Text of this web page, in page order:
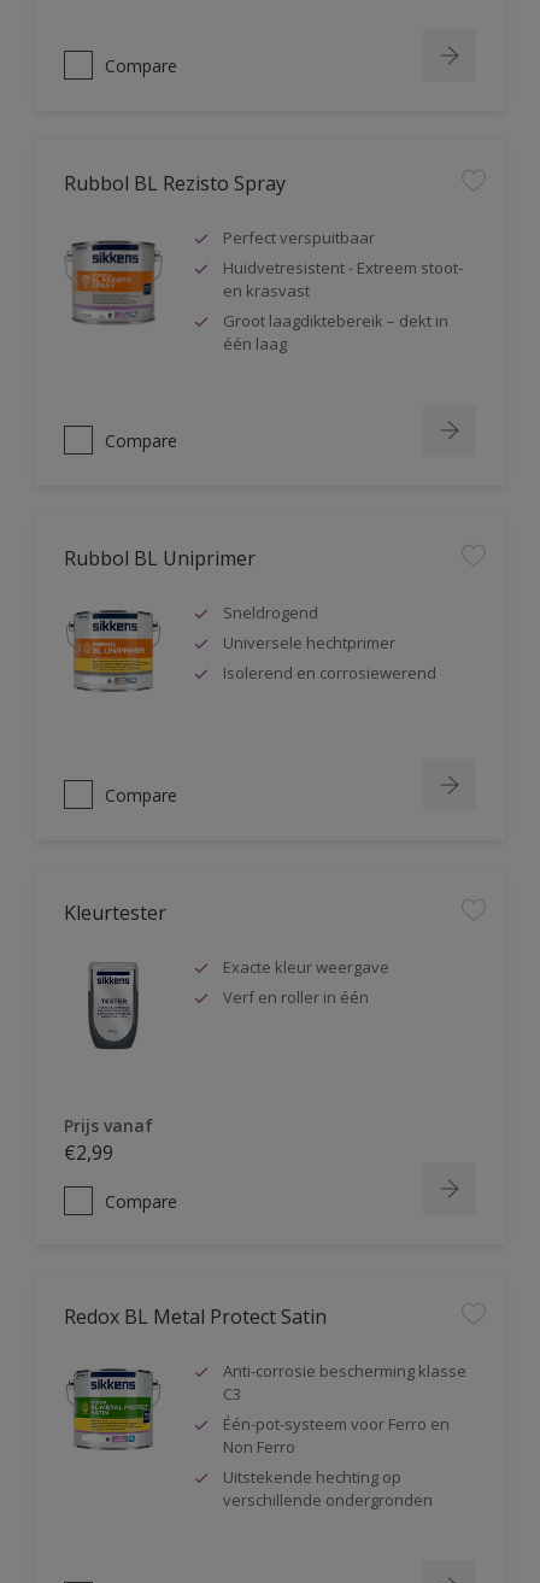
Compare
Rubbol BL Rezisto Spray
Perfect verspuitbaar
Huidvetresistent - Extreem stoot-
en krasvast
Groot laagdiktebereik – dekt in
één laag
Compare
Rubbol BL Uniprimer
Sneldrogend
Universele hechtprimer
Isolerend en corrosiewerend
Compare
Kleurtester
Exacte kleur weergave
Verf en roller in één
Prijs vanaf
€2,99
Compare
Redox BL Metal Protect Satin
Anti-corrosie bescherming klasse
C3
Één-pot-systeem voor Ferro en
Non Ferro
Uitstekende hechting op
verschillende ondergronden